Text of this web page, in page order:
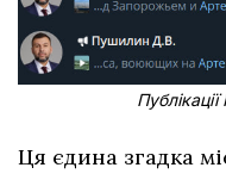
Ця єдина згадка